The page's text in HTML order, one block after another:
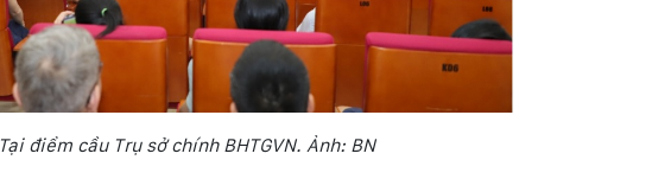
Tại điểm cầu Trụ sở chính BHTGVN. Ảnh: BN